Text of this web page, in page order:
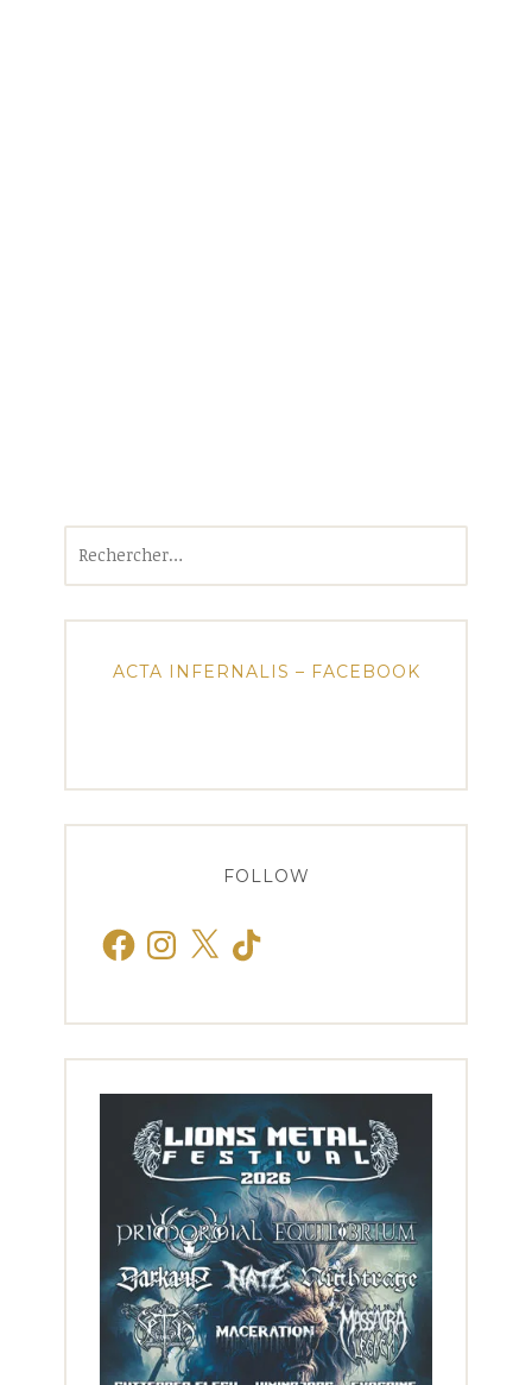
ACTA INFERNALIS – FACEBOOK
FOLLOW
FacebookInstagram
X TikTok